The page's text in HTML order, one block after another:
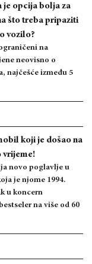
je opcija bolja za
što treba pripaziti
vozilo?
na
neovisno o
najčešće između 5
koji je došao na
vrijeme!
novo poglavlje u
je njome 1994.
u koncern
na više od 60